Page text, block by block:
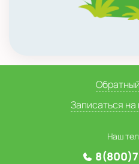
Записаться
Наш